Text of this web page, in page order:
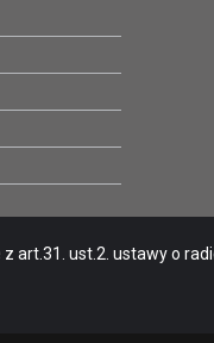
art.31. ust.2. ustawy o